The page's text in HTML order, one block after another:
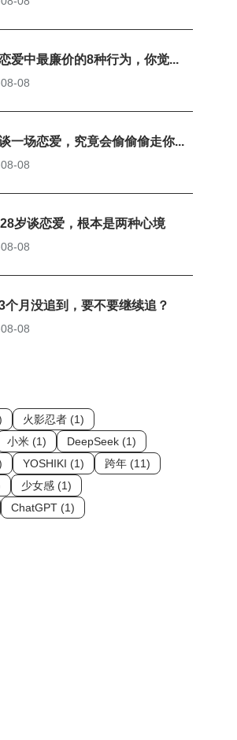
爱中最廉价的8种行为，你觉...
08
一场恋爱，究竟会偷偷偷走你...
08
岁谈恋爱，根本是两种心境
08
个月没追到，要不要继续追？
08
火影忍者 (1)
小米 (1)
DeepSeek (1)
YOSHIKI (1)
跨年 (11)
少女感 (1)
ChatGPT (1)